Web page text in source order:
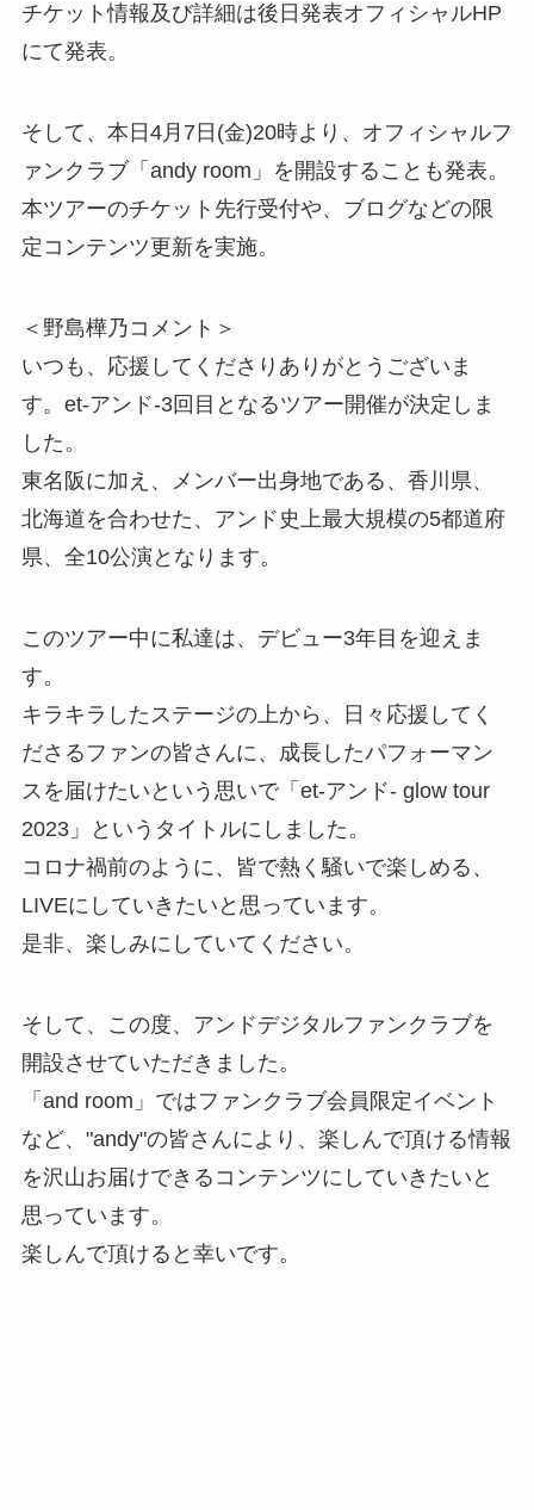
チケット情報及び詳細は後日発表オフィシャルHP
にて発表。
そして、本日4月7日(金)20時より、オフィシャルフ
ァンクラブ「andy room」を開設することも発表。
本ツアーのチケット先行受付や、ブログなどの限
定コンテンツ更新を実施。
＜野島樺乃コメント＞
いつも、応援してくださりありがとうございま
す。et-アンド-3回目となるツアー開催が決定しま
した。
東名阪に加え、メンバー出身地である、香川県、
北海道を合わせた、アンド史上最大規模の5都道府
県、全10公演となります。
このツアー中に私達は、デビュー3年目を迎えま
す。
キラキラしたステージの上から、日々応援してく
ださるファンの皆さんに、成長したパフォーマン
スを届けたいという思いで「et-アンド- glow tour
2023」というタイトルにしました。
コロナ禍前のように、皆で熱く騒いで楽しめる、
LIVEにしていきたいと思っています。
是非、楽しみにしていてください。
そして、この度、アンドデジタルファンクラブを
開設させていただきました。
「and room」ではファンクラブ会員限定イベント
など、"andy"の皆さんにより、楽しんで頂ける情報
を沢山お届けできるコンテンツにしていきたいと
思っています。
楽しんで頂けると幸いです。